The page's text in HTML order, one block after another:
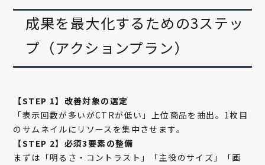
成果を最大化するための3ステッ
プ（アクションプラン）
【STEP 1】改善対象の選定
「表示回数が多いがCTRが低い」上位商品を抽出。1枚目
のサムネイルにリソースを集中させます。
【STEP 2】必須3要素の整備
まずは「明るさ・コントラスト」「主役のサイズ」「画